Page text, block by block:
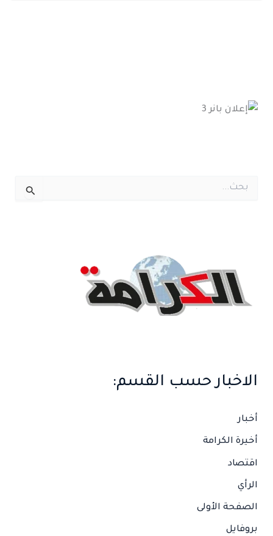
الاخبار حسب القسم:
أخبار
أخيرة الكرامة
اقتصاد
الرأي
الصفحة الأولى
بروفايل